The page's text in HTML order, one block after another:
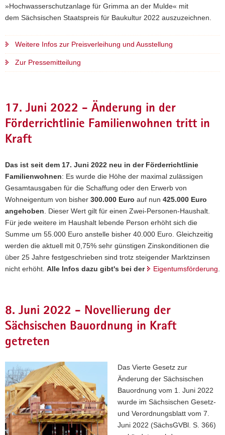
»Hochwasserschutzanlage für Grimma an der Mulde« mit
dem Sächsischen Staatspreis für Baukultur 2022 auszuzeichnen.
Weitere Infos zur Preisverleihung und Ausstellung
Zur Pressemitteilung
17. Juni 2022 - Änderung in der
Förderrichtlinie Familienwohnen tritt in
Kraft
Das ist seit dem 17. Juni 2022 neu in der Förderrichtlinie
Familienwohnen: Es wurde die Höhe der maximal zulässigen
Gesamtausgaben für die Schaffung oder den Erwerb von
Wohneigentum von bisher 300.000 Euro auf nun 425.000 Euro
angehoben . Dieser Wert gilt für einen Zwei-Personen-Haushalt.
Für jede weitere im Haushalt lebende Person erhöht sich die
Summe um 55.000 Euro anstelle bisher 40.000 Euro. Gleichzeitig
werden die aktuell mit 0,75% sehr günstigen Zinskonditionen die
über 25 Jahre festgeschrieben sind trotz steigender Marktzinsen
nicht erhöht. Alle Infos dazu gibt's bei der Eigentumsförderung
8. Juni 2022 - Novellierung der
Sächsischen Bauordnung in Kraft
getreten
Das Vierte Gesetz zur
Änderung der Sächsischen
Bauordnung vom 1. Juni 2022
wurde im Sächsischen Gesetz-
und Verordnungsblatt vom 7.
Juni 2022 (SächsGVBl. S. 366)